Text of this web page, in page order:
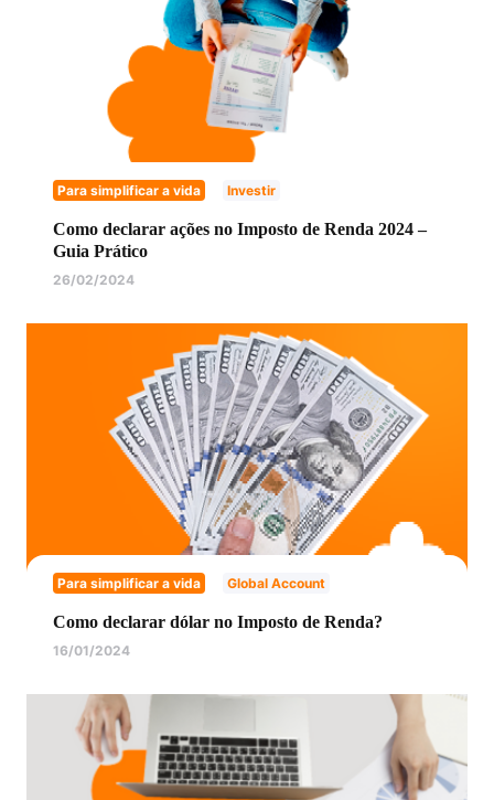
Para simplificar a vida Investir
Como declarar ações no Imposto de Renda 2024 –
Guia Prático
26/02/2024
Para simplificar a vida Global Account
Como declarar dólar no Imposto de Renda?
16/01/2024